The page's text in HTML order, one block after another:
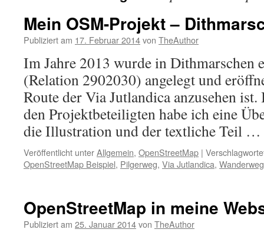
Mein OSM-Projekt –
Publiziert am 17. Februar 2014von TheAuthor
Im Jahre 2013 wurde in Dithmarschen
(Relation 2902030) angelegt und
Route der Via Jutlandica anzusehen
den Projektbeteiligten habe ich eine
die Illustration und der textliche Teil …
Veröffentlicht unterAllgemein, OpenStreetMap |
OpenStreetMap Beispiel, Pilgerweg, Via Jutlandica, Wanderweg
OpenStreetMap in meine
Publiziert am 25. Januar 2014von TheAuthor